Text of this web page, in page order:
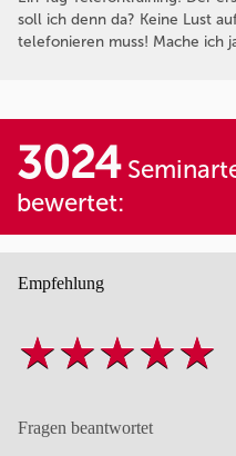
soll ich denn da? Keine Lust
telefonieren muss! Mache ich
3024
bewertet:
Empfehlung
Fragen beantwortet